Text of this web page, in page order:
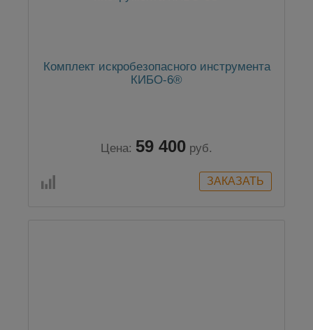
Комплект искробезопасного инструмента
КИБО-6®
Цена: 59 400 руб.